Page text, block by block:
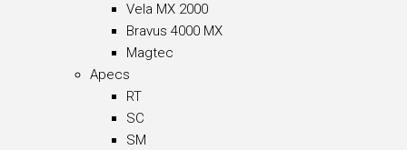
Vela MX 2000
Bravus 4000 MX
Magtec
Apecs
RT
SC
SM